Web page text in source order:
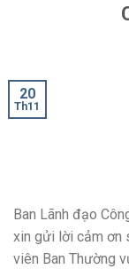
20
Th11
Ban Lãnh đạo
xin gửi lời cảm ơn
viên Ban Thường